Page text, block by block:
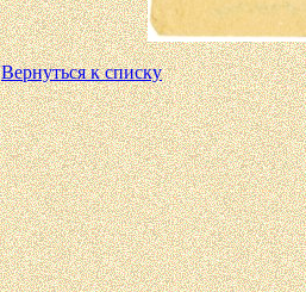
Вернуться к списку